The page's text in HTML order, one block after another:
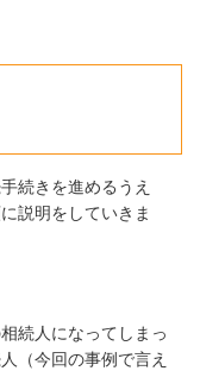
続きを進めるうえ
説明をしていきま
続人になってしまっ
（今回の事例で言え